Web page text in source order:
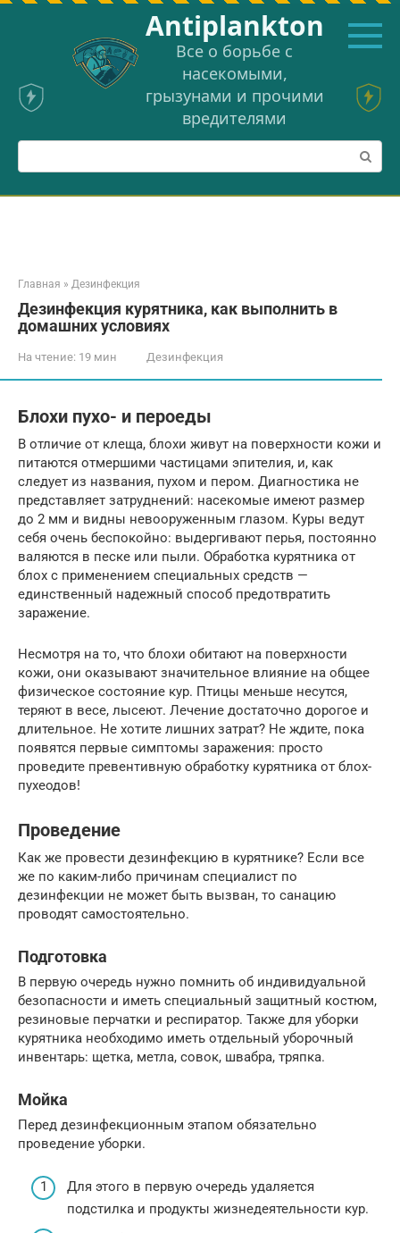
Перейти
Аntiplankton
Все о борьбе с
насекомыми,
грызунами и прочими
вредителями
Поиск:
Главная » Дезинфекция
Дезинфекция курятника, как выполнить в
домашних условиях
На чтение: 19 мин Дезинфекция
Блохи пухо- и пероеды
В отличие от клеща, блохи живут на поверхности кожи и
питаются отмершими частицами эпителия, и, как
следует из названия, пухом и пером. Диагностика не
представляет затруднений: насекомые имеют размер
до 2 мм и видны невооруженным глазом. Куры ведут
себя очень беспокойно: выдергивают перья, постоянно
валяются в песке или пыли. Обработка курятника от
блох с применением специальных средств —
единственный надежный способ предотвратить
заражение.
Несмотря на то, что блохи обитают на поверхности
кожи, они оказывают значительное влияние на общее
физическое состояние кур. Птицы меньше несутся,
теряют в весе, лысеют. Лечение достаточно дорогое и
длительное. Не хотите лишних затрат? Не ждите, пока
появятся первые симптомы заражения: просто
проведите превентивную обработку курятника от блох-
пухеодов!
Проведение
Как же провести дезинфекцию в курятнике? Если все
же по каким-либо причинам специалист по
дезинфекции не может быть вызван, то санацию
проводят самостоятельно.
Подготовка
В первую очередь нужно помнить об индивидуальной
безопасности и иметь специальный защитный костюм,
резиновые перчатки и респиратор. Также для уборки
курятника необходимо иметь отдельный уборочный
инвентарь: щетка, метла, совок, швабра, тряпка.
Мойка
Перед дезинфекционным этапом обязательно
проведение уборки.
Для этого в первую очередь удаляется
подстилка и продукты жизнедеятельности кур.